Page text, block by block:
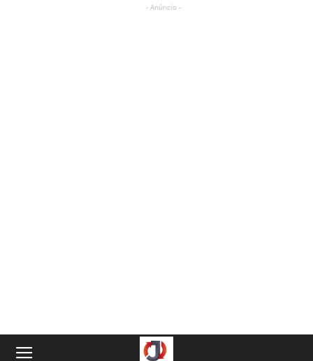
- Anúncio -